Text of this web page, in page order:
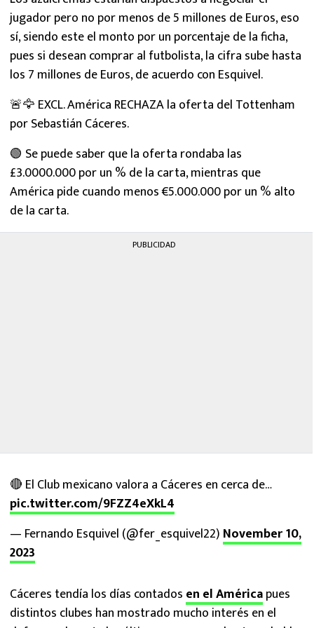
jugador pero no por menos de 5 millones de Euros, eso
sí, siendo este el monto por un porcentaje de la ficha,
pues si desean comprar al futbolista, la cifra sube hasta
los 7 millones de Euros, de acuerdo con Esquivel.
🚨🦅 EXCL. América RECHAZA la oferta del Tottenham
por Sebastián Cáceres.
🟢 Se puede saber que la oferta rondaba las
£3.0000.000 por un % de la carta, mientras que
América pide cuando menos €5.000.000 por un % alto
de la carta.
PUBLICIDAD
🔴 El Club mexicano valora a Cáceres en cerca de…
pic.twitter.com/9FZZ4eXkL4
— Fernando Esquivel (@fer_esquivel22) November 10,
2023
Cáceres tendía los días contados en el Américapues
distintos clubes han mostrado mucho interés en el